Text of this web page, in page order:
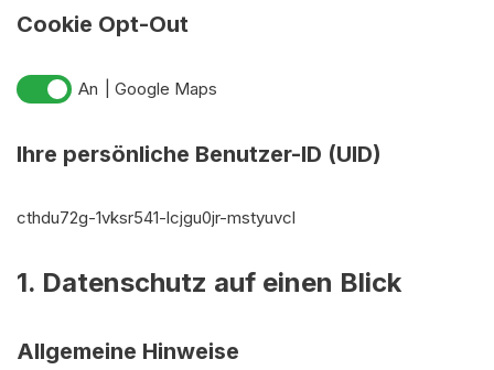
Cookie Opt-Out
Google Maps
Ihre persönliche Benutzer-ID (UID)
cthdu72g-1vksr541-lcjgu0jr-mstyuvcl
1. Datenschutz auf einen Blick
Allgemeine Hinweise